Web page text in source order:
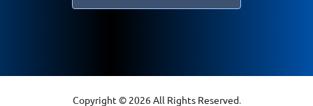
Copyright © 2026 All Rights Reserved.